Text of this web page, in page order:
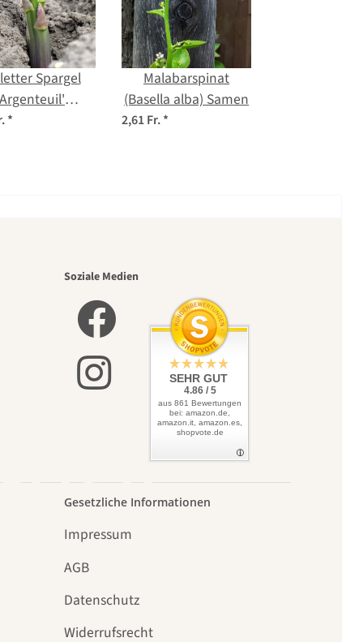
Spargel
*
Malabarspinat
(Basella alba) Samen
2,61 Fr.*
Soziale Medien
SEHR GUT
4.86 / 5
aus 861 Bewertungen
bei: amazon.de,
amazon.it, amazon.es,
shopvote.de
Gesetzliche Informationen
Impressum
AGB
Datenschutz
Widerrufsrecht